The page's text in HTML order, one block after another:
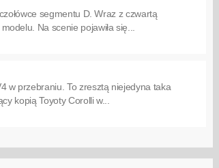
segmentu D. Wraz z czwartą
Na scenie pojawiła się...
w przebraniu. To zresztą niejedyna taka
kopią Toyoty Corolli w...